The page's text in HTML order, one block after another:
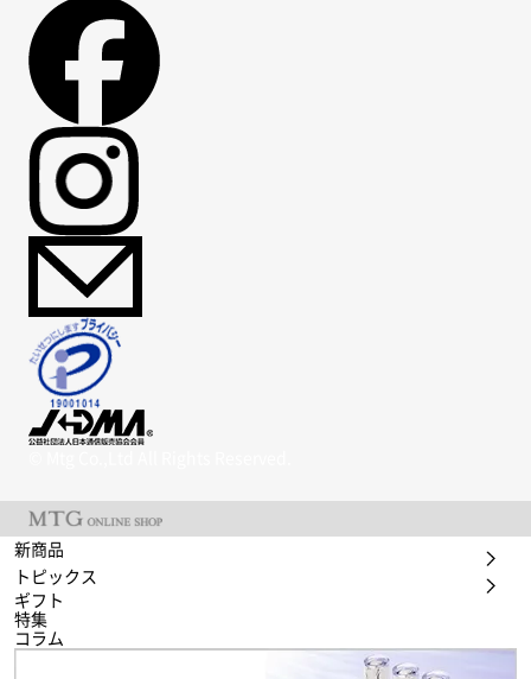
新商品
トピックス
ギフト
特集
コラム